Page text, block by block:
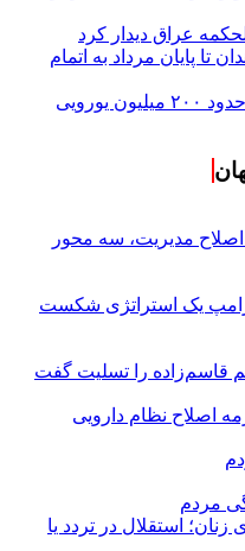
عراق دیدار کرد
تا پایان مرداد به اتمام
پیامدهای تجاوز به ایران؛ زیان حدود ۲۰۰ میلیون یورویی
اصلاح مدیریت، سه محور
یک استراتژی شکست
قاسم‌زاده را تسلیت گفت
اصلاح نظام دارویی
مردم